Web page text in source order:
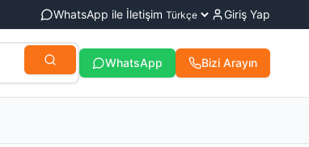
WhatsApp ile İletişim Giriş Yap
WhatsApp Bizi Arayın